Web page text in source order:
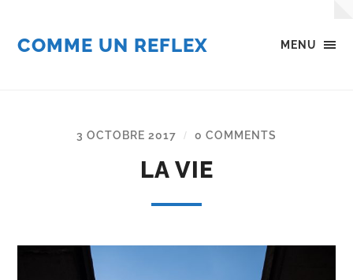
MENU
COMME UN REFLEX
3 OCTOBRE 2017 / 0 COMMENTS
LA VIE